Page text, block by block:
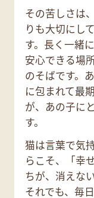
その苦しさは
りも大切にし
す。長く一緒
安心できる場
のそばです。
に包まれて最
が、あの子に
す。
猫は言葉で気
らこそ、「幸
ちが、消えな
それでも、毎